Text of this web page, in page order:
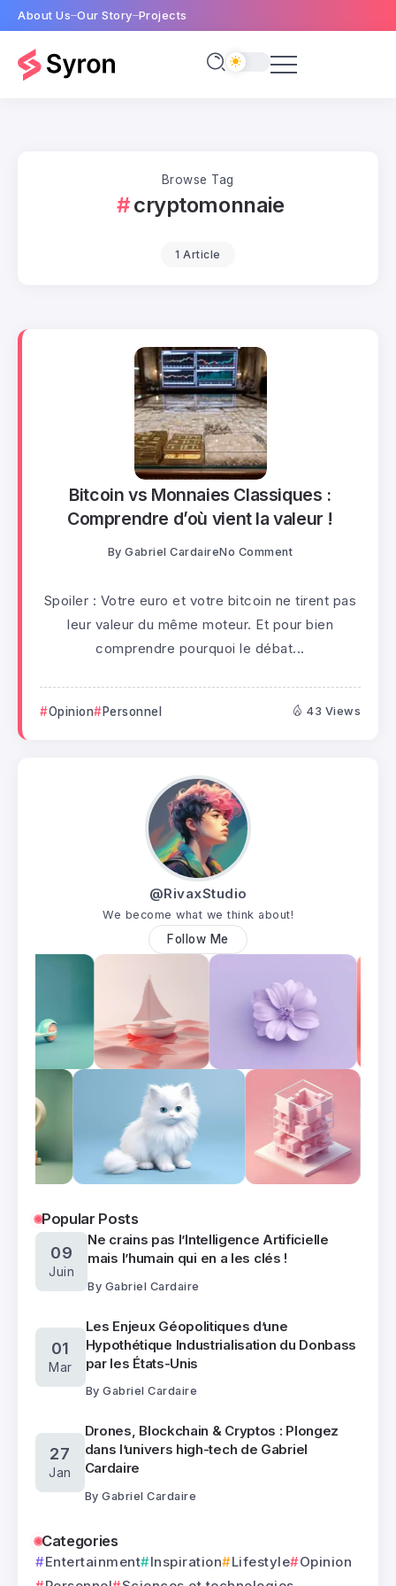
About Us Our Story Projects
Browse Tag
cryptomonnaie
1 Article
Bitcoin vs Monnaies Classiques :
Comprendre d’où vient la valeur !
By Gabriel CardaireNo Comment
Spoiler : Votre euro et votre bitcoin ne tirent pas
leur valeur du même moteur. Et pour bien
comprendre pourquoi le débat...
Opinion Personnel 43 Views
@RivaxStudio
We become what we think about!
Follow Me
Popular Posts
09
Juin
Ne crains pas l’Intelligence Artificielle
mais l’humain qui en a les clés !
By Gabriel Cardaire
01
Mar
Les Enjeux Géopolitiques d’une
Hypothétique Industrialisation du Donbass
par les États-Unis
By Gabriel Cardaire
27
Jan
Drones, Blockchain & Cryptos : Plongez
dans l’univers high-tech de Gabriel
Cardaire
By Gabriel Cardaire
Categories
Entertainment Inspiration Lifestyle
Opinion